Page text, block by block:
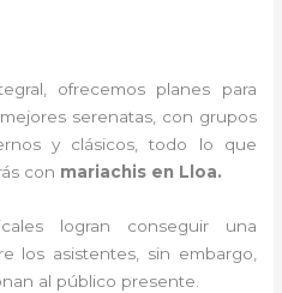
ofrecemos planes para
serenatas, con grupos
y clásicos, todo lo que
con mariachis en Lloa.
logran conseguir una
los asistentes, sin embargo,
al público presente.